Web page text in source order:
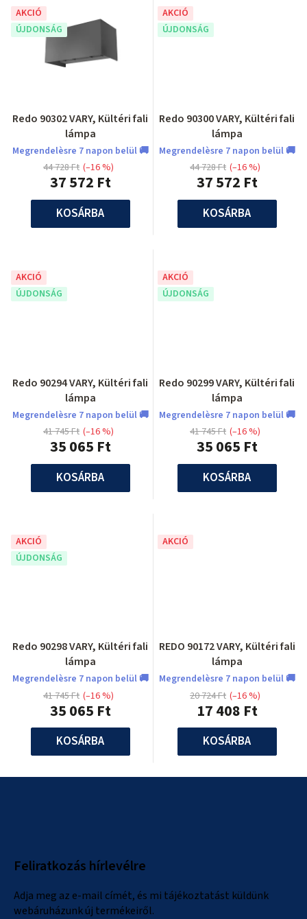
AKCIÓ
ÚJDONSÁG
Redo 90302 VARY, Kültéri fali
lámpa
Megrendelèsre 7 napon belül 🚚
37 572 Ft
44 728 Ft (–16 %)
KOSÁRBA
AKCIÓ
ÚJDONSÁG
Redo 90300 VARY, Kültéri fali
lámpa
Megrendelèsre 7 napon belül 🚚
37 572 Ft
44 728 Ft (–16 %)
KOSÁRBA
AKCIÓ
ÚJDONSÁG
Redo 90294 VARY, Kültéri fali
lámpa
Megrendelèsre 7 napon belül 🚚
35 065 Ft
41 745 Ft (–16 %)
KOSÁRBA
AKCIÓ
ÚJDONSÁG
Redo 90299 VARY, Kültéri fali
lámpa
Megrendelèsre 7 napon belül 🚚
35 065 Ft
41 745 Ft (–16 %)
KOSÁRBA
AKCIÓ
ÚJDONSÁG
Redo 90298 VARY, Kültéri fali
lámpa
Megrendelèsre 7 napon belül 🚚
35 065 Ft
41 745 Ft (–16 %)
KOSÁRBA
AKCIÓ
REDO 90172 VARY, Kültéri fali
lámpa
Megrendelèsre 7 napon belül 🚚
17 408 Ft
20 724 Ft (–16 %)
KOSÁRBA
Feliratkozás hírlevélre
Adja meg az e-mail címét, és mi tájékoztatást küldünk
webáruházunk új termékeiről.